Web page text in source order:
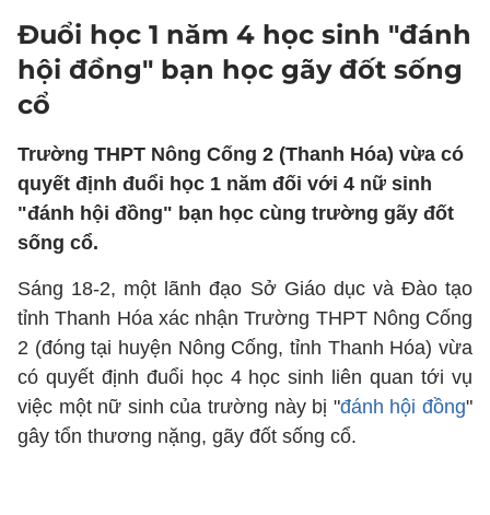
Đuổi học 1 năm 4 học sinh "đánh
hội đồng" bạn học gãy đốt sống
cổ
Trường THPT Nông Cống 2 (Thanh Hóa) vừa có
quyết định đuổi học 1 năm đối với 4 nữ sinh
"đánh hội đồng" bạn học cùng trường gãy đốt
sống cổ.
Sáng 18-2, một lãnh đạo Sở Giáo dục và Đào tạo
tỉnh Thanh Hóa xác nhận Trường THPT Nông Cống
2 (đóng tại huyện Nông Cống, tỉnh Thanh Hóa) vừa
có quyết định đuổi học 4 học sinh liên quan tới vụ
việc một nữ sinh của trường này bị "đánh hội đồng"
gây tổn thương nặng, gãy đốt sống cổ.